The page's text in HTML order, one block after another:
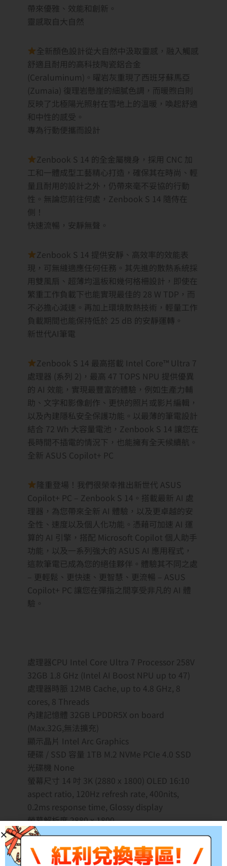
帶來優雅、效能和創新。
靈感取自大自然
全新顏色設計從大自然中汲取靈感，融入觸感
舒適且耐用的高科技陶瓷鋁合金
(Ceraluminum)。曜岩灰重現了西班牙蘇馬亞
(Zumaia) 復理岩懸崖的細膩色調，而暖煦白則
反映了北極陽光照射在雪地上的溫暖，喚起舒適
和中性的感受。
專為行動便攜而設計
Zenbook S 14 的全金屬機身，採用 CNC 加
工和一體成型工藝精心打造，確保其在時尚、輕
量且耐用的設計之外，仍帶來毫不妥協的行動
性。無論您前往何處，Zenbook S 14 隨侍在
側！
快速流暢，安靜無聲。
Zenbook S 14 提供安靜、高效率的效能表
現，可無縫適應任何任務。其先進的散熱系統採
用雙風扇、超薄均溫板和幾何格柵設計，即使在
繁重工作負載下也能實現最佳的 28 W TDP，而
不必擔心減速。再加上環境散熱技術，輕量工作
負載期間也能保持低於 25 dB 的安靜運轉。
新世代AI筆電
Zenbook S 14 最高搭載 Intel Core™ Ultra 7
處理器 (系列 2)，最高 47 TOPS NPU 提供優異
的 AI 效能，實現最豐富的體驗，例如生產力輔
助、文字和影像創作、更快的照片或影片編輯，
以及內建隱私安全保護功能。以最薄的筆電設計
結合 72 Wh 大容量電池，Zenbook S 14 讓您在
長時間不插電的情況下，也能擁有全天候續航。
全新 ASUS Copilot+ PC
隆重登場！我們很榮幸推出新世代 ASUS
Copilot+ PC – Zenbook S 14。搭載最新 AI 處
理器，為您帶來全新 AI 體驗，以及更卓越的安
全性、速度以及個人化功能。憑藉可加速 AI 運
算的 AI 引擎，搭配 Microsoft Copilot 個人助手
功能，以及一系列強大的 ASUS AI 應用程式，
這款筆電已成為您的絕佳夥伴。體驗其不同之處
– 更輕鬆、更快速、更智慧、更流暢 – ASUS
Copilot+ PC 讓您在彈指之間享受非凡的 AI 體
驗。
處理器CPU Intel Core Ultra 7 Processor 258V
32GB 1.8 GHz (Intel AI Boost NPU up to 47)
處理器時脈 12MB Cache, up to 4.8 GHz, 8
cores, 8 Threads
內建記憶體 32GB LPDDR5X on board
(Max.32G,無法擴充)
顯示晶片 Intel Arc Graphics
硬碟 / SSD 容量 1TB M.2 NVMe PCIe 4.0 SSD
光碟機 None
螢幕尺寸 14 吋 3K (2880 x 1800) OLED 16:10
aspect ratio, 120Hz refresh rate, 400nits,
0.2ms response time, Glossy display
螢幕解析度 2880 x 1800
網路通訊功能 Wi-Fi 7(802.11be) (Tri-band)2*2
作業系統 Windows 11 Home
指紋辨識 None